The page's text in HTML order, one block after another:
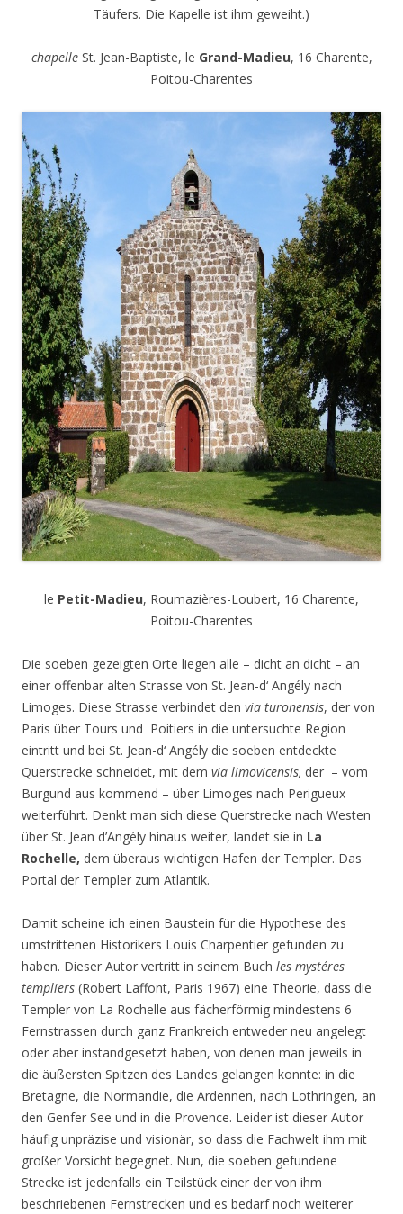
Täufers. Die Kapelle ist ihm geweiht.)
chapelle St. Jean-Baptiste, le Grand-Madieu, 16 Charente,
Poitou-Charentes
le Petit-Madieu, Roumazières-Loubert, 16 Charente,
Poitou-Charentes
Die soeben gezeigten Orte liegen alle – dicht an dicht – an
einer offenbar alten Strasse von St. Jean-d‘ Angély nach
Limoges. Diese Strasse verbindet den via turonensis, der von
Paris über Tours und Poitiers in die untersuchte Region
eintritt und bei St. Jean-d‘ Angély die soeben entdeckte
Querstrecke schneidet, mit dem via limovicensis, der – vom
Burgund aus kommend – über Limoges nach Perigueux
weiterführt. Denkt man sich diese Querstrecke nach Westen
über St. Jean d’Angély hinaus weiter, landet sie in La
Rochelle, dem überaus wichtigen Hafen der Templer. Das
Portal der Templer zum Atlantik.
Damit scheine ich einen Baustein für die Hypothese des
umstrittenen Historikers Louis Charpentier gefunden zu
haben. Dieser Autor vertritt in seinem Buch les mystéres
templiers (Robert Laffont, Paris 1967) eine Theorie, dass die
Templer von La Rochelle aus fächerförmig mindestens 6
Fernstrassen durch ganz Frankreich entweder neu angelegt
oder aber instandgesetzt haben, von denen man jeweils in
die äußersten Spitzen des Landes gelangen konnte: in die
Bretagne, die Normandie, die Ardennen, nach Lothringen, an
den Genfer See und in die Provence. Leider ist dieser Autor
häufig unpräzise und visionär, so dass die Fachwelt ihm mit
großer Vorsicht begegnet. Nun, die soeben gefundene
Strecke ist jedenfalls ein Teilstück einer der von ihm
beschriebenen Fernstrecken und es bedarf noch weiterer